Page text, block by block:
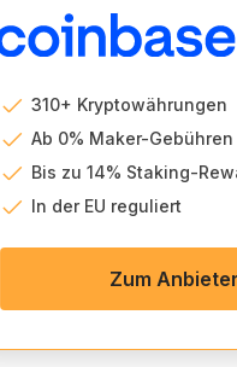
310+ Kryptowährungen
Ab 0% Maker-
Bis zu 14% Staking-
In der EU reguliert
Zum Anbieter